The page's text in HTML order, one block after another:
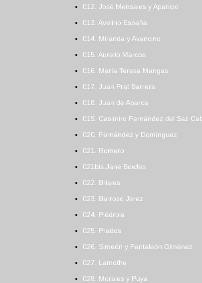
012. José Mensales y Aparicio
013. Avelino España
014. Miranda y Avancino
015. Aurelio Marcos
016. María Teresa Mangas
017. Juan Prat Barrera
018. Juan de Abarca
019. Casimiro Fernández del Saz
020. Fernández y Domínguez
021. Romero
021bis.Jane Bowles
022. Briales
023. Barroso Jerez
024. Piédrola
025. Prados
026. Simeón y Pantaleón Giménez
027. Lamothe
028. Morales y Puya